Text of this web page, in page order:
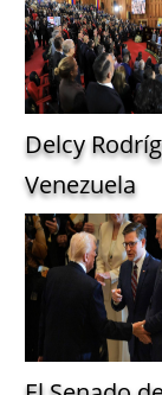
Delcy
Venezuela